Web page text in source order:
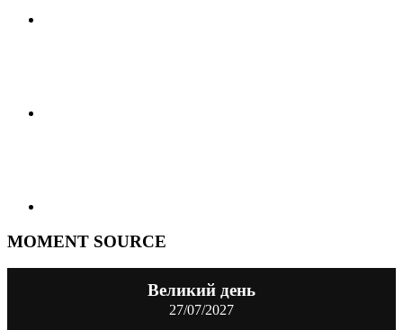
MOMENT SOURCE
Великий день
27/07/2027